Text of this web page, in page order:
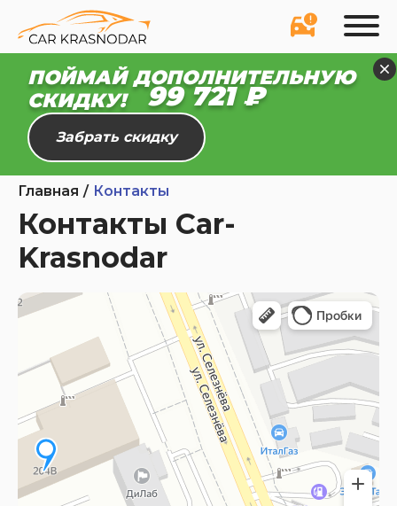
ПОЙМАЙ ДОПОЛНИТЕЛЬНУЮ
СКИДКУ!
99 665 ₽
Забрать скидку
Главная Контакты
Контакты Car-
Krasnodar